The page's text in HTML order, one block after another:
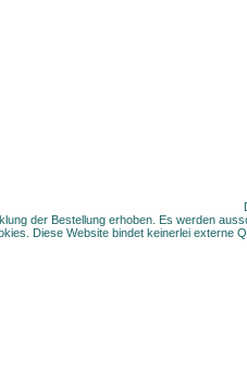
der Bestellung erhoben. Es werden
Diese Website bindet keinerlei externe